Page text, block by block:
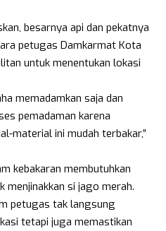
besarnya api dan pekatnya
petugas Damkarmat Kota
untuk menentukan lokasi
memadamkan saja dan
pemadaman karena
material ini mudah terbakar,”
kebakaran membutuhkan
menjinakkan si jago merah.
petugas tak langsung
tetapi juga memastikan